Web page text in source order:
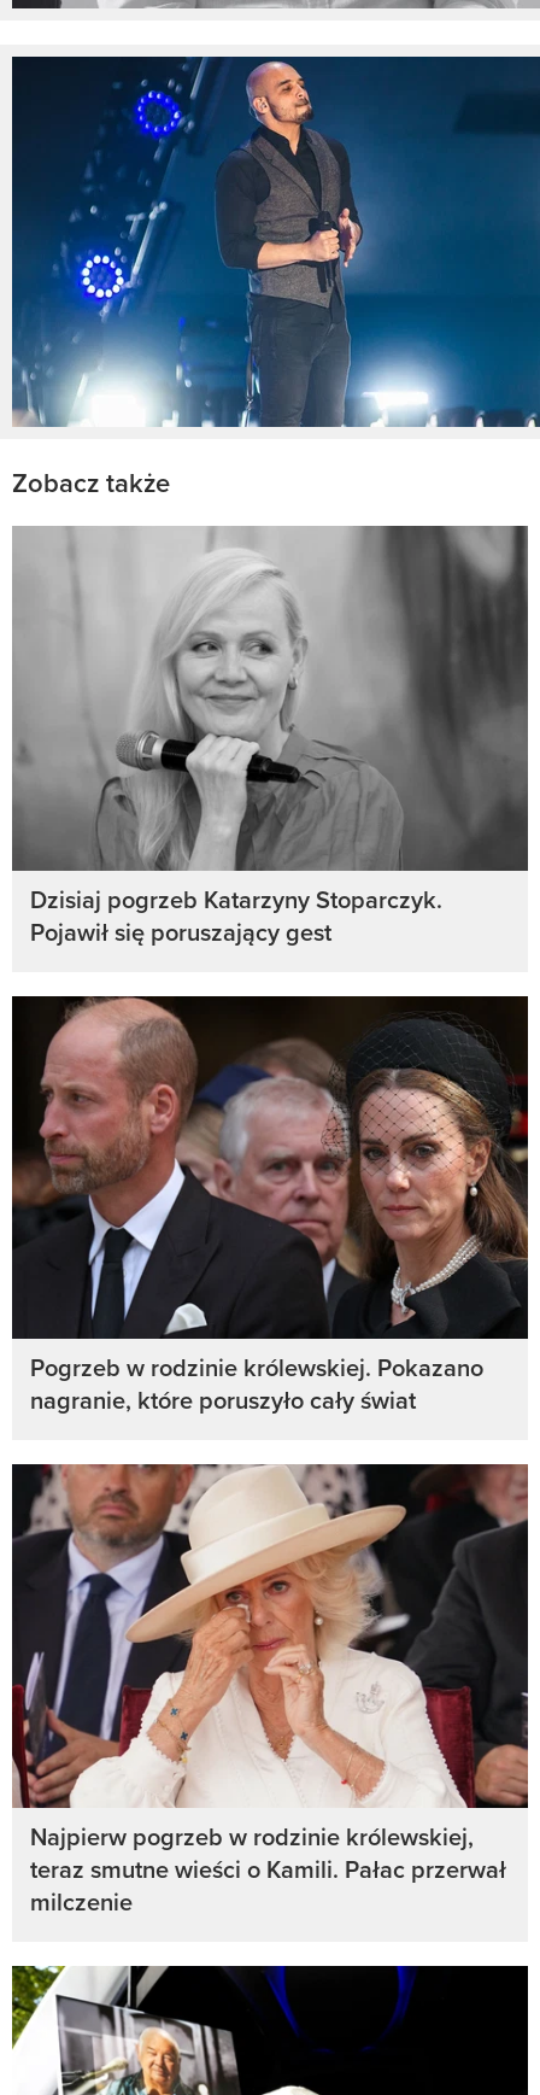
Zobacz także
Dzisiaj pogrzeb Katarzyny Stoparczyk.
Pojawił się poruszający gest
Pogrzeb w rodzinie królewskiej. Pokazano
nagranie, które poruszyło cały świat
Najpierw pogrzeb w rodzinie królewskiej,
teraz smutne wieści o Kamili. Pałac przerwał
milczenie